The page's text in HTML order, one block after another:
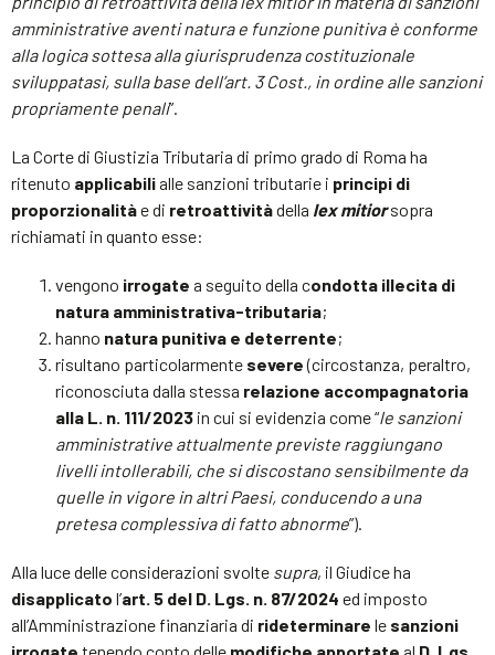
amministrative aventi natura e funzione punitiva è conforme
alla logica sottesa alla giurisprudenza costituzionale
sviluppatasi, sulla base dell’art. 3 Cost., in ordine alle sanzioni
propriamente penali”.
La Corte di Giustizia Tributaria di primo grado di Roma ha
ritenuto applicabilialle sanzioni tributarie i principi di
proporzionalitàe di retroattivitàdella lex mitiorsopra
richiamati in quanto esse:
vengono irrogate a seguito della condotta illecita di
natura amministrativa-tributaria;
hanno natura punitiva e deterrente;
risultano particolarmente severe(circostanza, peraltro,
riconosciuta dalla stessa relazione accompagnatoria
alla L. n. 111/2023 in cui si evidenzia come “le sanzioni
amministrative attualmente previste raggiungano
livelli intollerabili, che si discostano sensibilmente da
quelle in vigore in altri Paesi, conducendo a una
pretesa complessiva di fatto abnorme”).
Alla luce delle considerazioni svolte supra, il Giudice ha
disapplicato l’art. 5 del D. Lgs. n. 87/2024 ed imposto
all’Amministrazione finanziaria di rideterminare le sanzioni